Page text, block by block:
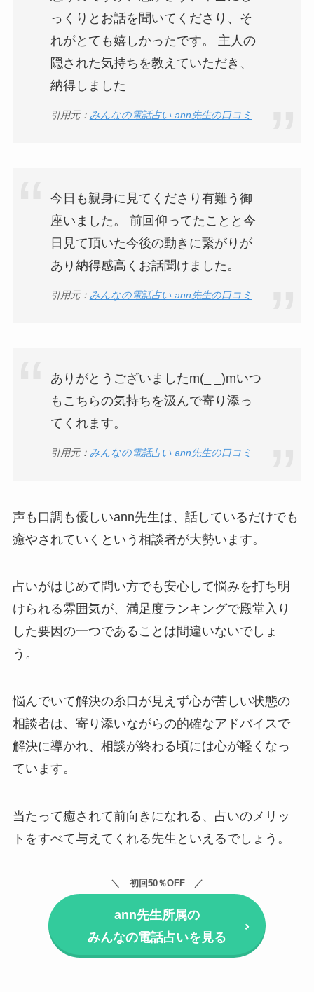
っくりとお話を聞いてくださり、そ
れがとても嬉しかったです。 主人の
隠された気持ちを教えていただき、
納得しました
引用元： みんなの電話占い ann先生の口コミ
今日も親身に見てくださり有難う御
座いました。 前回仰ってたことと今
日見て頂いた今後の動きに繋がりが
あり納得感高くお話聞けました。
引用元： みんなの電話占い ann先生の口コミ
ありがとうございましたm(_ _)mいつ
もこちらの気持ちを汲んで寄り添っ
てくれます。
引用元： みんなの電話占い ann先生の口コミ
声も口調も優しいann先生は、話しているだけでも
癒やされていくという相談者が大勢います。
占いがはじめて問い方でも安心して悩みを打ち明
けられる雰囲気が、満足度ランキングで殿堂入り
した要因の一つであることは間違いないでしょ
う。
悩んでいて解決の糸口が見えず心が苦しい状態の
相談者は、寄り添いながらの的確なアドバイスで
解決に導かれ、相談が終わる頃には心が軽くなっ
ています。
当たって癒されて前向きになれる、占いのメリッ
トをすべて与えてくれる先生といえるでしょう。
初回50％OFF
ann先生所属の
みんなの電話占いを見る